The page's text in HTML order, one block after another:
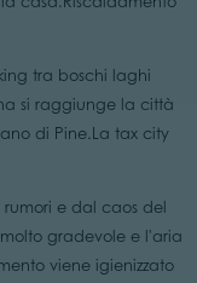
tra boschi laghi
si raggiunge la città
di Pine.La tax city
e dal caos del
gradevole e l'aria
viene igienizzato